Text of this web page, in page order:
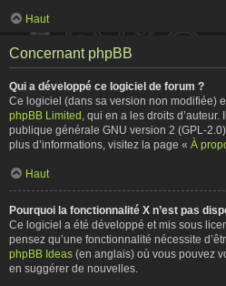
Haut
Concernant phpBB
Qui a développé ce logiciel de forum ?
Ce logiciel (dans sa version non modifiée)
phpBB Limited , qui en a les droits
publique générale GNU version 2 (GPL-
plus d’informations, visitez la page « À
Haut
Pourquoi la fonctionnalité X n’est pas
Ce logiciel a été développé et mis sous
pensez qu’une fonctionnalité nécessite
phpBB Ideas (en anglais) où vous pouvez
en suggérer de nouvelles.